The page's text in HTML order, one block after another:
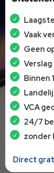
Vaak
Geen
Binnen
VCA
24/7
zonder
Direct